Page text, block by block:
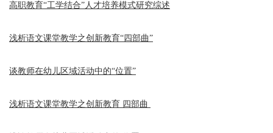
高职教育“工学结合”人才培养模式研究综述
浅析语文课堂教学之创新教育“四部曲”
谈教师在幼儿区域活动中的“位置”
浅析语文课堂教学之创新教育 四部曲